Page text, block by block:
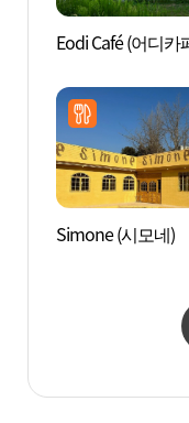
Eodi Café (어디카
Simone (시모네)